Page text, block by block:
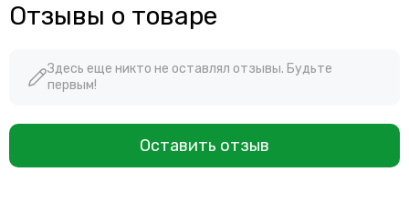
Отзывы о товаре
Здесь еще никто не оставлял отзывы. Будьте
первым!
Оставить отзыв